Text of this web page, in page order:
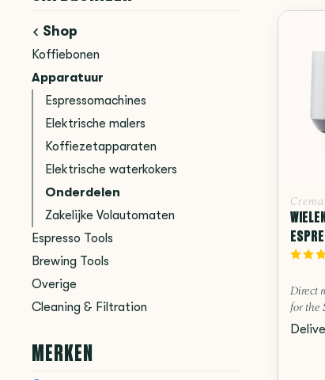
Shop
Koffiebonen
Apparatuur
Espressomachines
Elektrische malers
Koffiezetapparaten
Elektrische waterkokers
Onderdelen
Zakelijke Volautomaten
Espresso Tools
Brewing Tools
Overige
Cleaning & Filtration
MERKEN
Crema
Direct
for the